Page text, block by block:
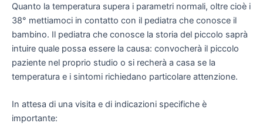
Quanto la temperatura supera i parametri normali, oltre cioè i
38° mettiamoci in contatto con il pediatra che conosce il
bambino. Il pediatra che conosce la storia del piccolo saprà
intuire quale possa essere la causa: convocherà il piccolo
paziente nel proprio studio o si recherà a casa se la
temperatura e i sintomi richiedano particolare attenzione.
In attesa di una visita e di indicazioni specifiche è
importante: